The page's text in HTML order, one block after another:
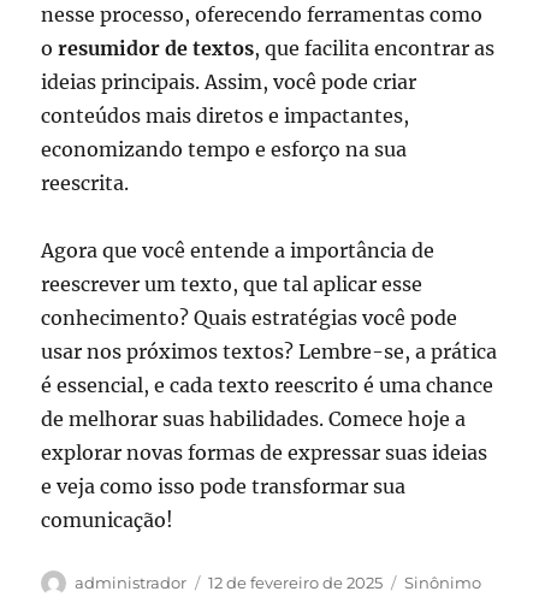
nesse processo, oferecendo ferramentas como
oresumidor de textos, que facilita encontrar as
ideias principais. Assim, você pode criar
conteúdos mais diretos e impactantes,
economizando tempo e esforço na sua
reescrita.
Agora que você entende a importância de
reescrever um texto, que tal aplicar esse
conhecimento? Quais estratégias você pode
usar nos próximos textos? Lembre-se, a prática
é essencial, e cada texto reescrito é uma chance
de melhorar suas habilidades. Comece hoje a
explorar novas formas de expressar suas ideias
e veja como isso pode transformar sua
comunicação!
Autor
administrador
Publicado
12 de fevereiro de 2025 Categorias
Sinônimo